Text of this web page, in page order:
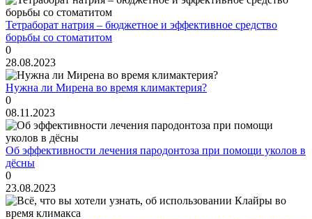
Тетраборат натрия – бюджетное и эффективное средство
борьбы со стоматитом
0
28.08.2023
Нужна ли Мирена во время климактерия?
0
08.11.2023
Об эффективности лечения пародонтоза при помощи уколов в
дёсны
0
23.08.2023